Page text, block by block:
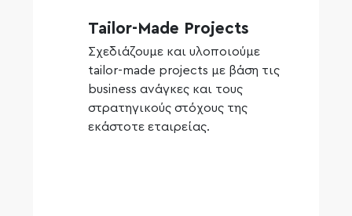
Tailor-Made Projects
Σχεδιάζουμε και υλοποιούμε
tailor-made projects με βάση τις
business ανάγκες και τους
στρατηγικούς στόχους της
εκάστοτε εταιρείας.